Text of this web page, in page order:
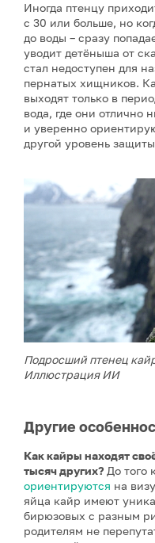
Иногда птенцу
с 30 или больше, но
до воды – сразу
уводит детёныша от
стал недоступен для
пернатых хищников.
выходят только в
вода, где они отлично
и уверенно
другой уровень
Подросший птенец
Иллюстрация ИИ
Другие
Как кайры находят
тысяч других? До того
ориентируются на
яйца кайр имеют
бирюзовых с разным
родителям не